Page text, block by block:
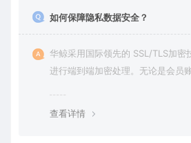
如何保障隐私数据安全？
华鲸采用国际领先的 SSL/TLS加密
进行端到端加密处理。无论是会员
查看详情